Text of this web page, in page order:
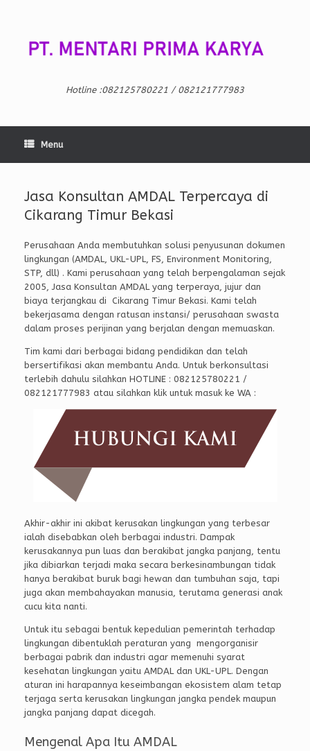
Hotline :082125780221 / 082121777983
Menu
Jasa Konsultan AMDAL Terpercaya di
Cikarang Timur Bekasi
Perusahaan Anda membutuhkan solusi penyusunan dokumen
lingkungan (AMDAL, UKL-UPL, FS, Environment Monitoring,
STP, dll) . Kami perusahaan yang telah berpengalaman sejak
2005, Jasa Konsultan AMDAL yang terperaya, jujur dan
biaya terjangkau di Cikarang Timur Bekasi. Kami telah
bekerjasama dengan ratusan instansi/ perusahaan swasta
dalam proses perijinan yang berjalan dengan memuaskan.
Tim kami dari berbagai bidang pendidikan dan telah
bersertifikasi akan membantu Anda. Untuk berkonsultasi
terlebih dahulu silahkan HOTLINE : 082125780221 /
082121777983 atau silahkan klik untuk masuk ke WA :
Akhir-akhir ini akibat kerusakan lingkungan yang terbesar
ialah disebabkan oleh berbagai industri. Dampak
kerusakannya pun luas dan berakibat jangka panjang, tentu
jika dibiarkan terjadi maka secara berkesinambungan tidak
hanya berakibat buruk bagi hewan dan tumbuhan saja, tapi
juga akan membahayakan manusia, terutama generasi anak
cucu kita nanti.
Untuk itu sebagai bentuk kepedulian pemerintah terhadap
lingkungan dibentuklah peraturan yang mengorganisir
berbagai pabrik dan industri agar memenuhi syarat
kesehatan lingkungan yaitu AMDAL dan UKL-UPL. Dengan
aturan ini harapannya keseimbangan ekosistem alam tetap
terjaga serta kerusakan lingkungan jangka pendek maupun
jangka panjang dapat dicegah.
Mengenal Apa Itu AMDAL